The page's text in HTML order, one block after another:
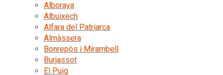
Alboraya
Albuixech
Alfara del Patriarca
Almàssera
Bonrepòs i Mirambell
Burjassot
El Puig